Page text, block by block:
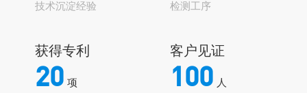
技术沉淀经验 检测工序
获得专利
20 项
客户见证
100 人